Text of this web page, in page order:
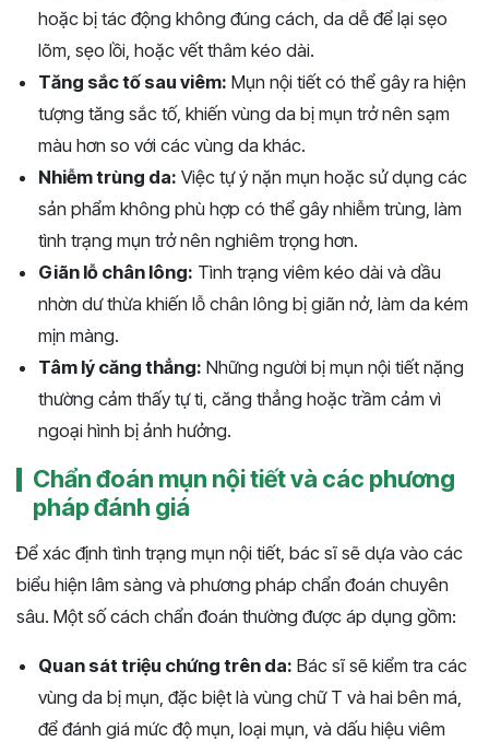
hoặc bị tác động không đúng cách, da dễ để lại sẹo
lõm, sẹo lồi, hoặc vết thâm kéo dài.
Tăng sắc tố sau viêm: Mụn nội tiết có thể gây ra hiện
tượng tăng sắc tố, khiến vùng da bị mụn trở nên sạm
màu hơn so với các vùng da khác.
Nhiễm trùng da: Việc tự ý nặn mụn hoặc sử dụng các
sản phẩm không phù hợp có thể gây nhiễm trùng, làm
tình trạng mụn trở nên nghiêm trọng hơn.
Giãn lỗ chân lông: Tình trạng viêm kéo dài và dầu
nhờn dư thừa khiến lỗ chân lông bị giãn nở, làm da kém
mịn màng.
Tâm lý căng thẳng: Những người bị mụn nội tiết nặng
thường cảm thấy tự ti, căng thẳng hoặc trầm cảm vì
ngoại hình bị ảnh hưởng.
Chẩn đoán mụn nội tiết và các phương
pháp đánh giá
Để xác định tình trạng mụn nội tiết, bác sĩ sẽ dựa vào các
biểu hiện lâm sàng và phương pháp chẩn đoán chuyên
sâu. Một số cách chẩn đoán thường được áp dụng gồm:
Quan sát triệu chứng trên da: Bác sĩ sẽ kiểm tra các
vùng da bị mụn, đặc biệt là vùng chữ T và hai bên má,
để đánh giá mức độ mụn, loại mụn, và dấu hiệu viêm